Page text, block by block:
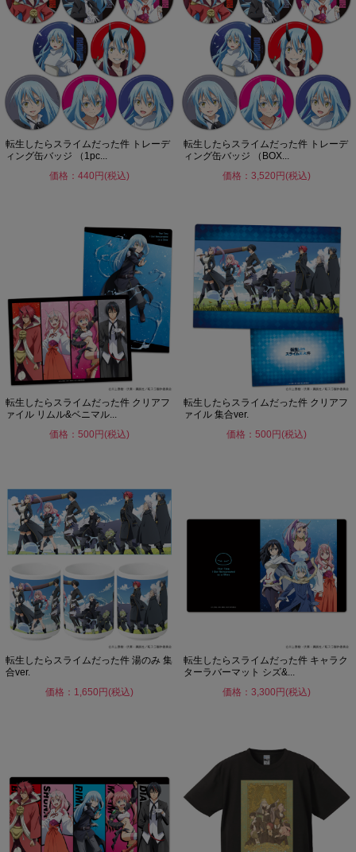
転生したらスライムだった件 トレーデ
ィング缶バッジ （1pc...
価格：440円(税込)
転生したらスライムだった件 トレーデ
ィング缶バッジ （BOX...
価格：3,520円(税込)
転生したらスライムだった件 クリアフ
ァイル リムル&ベニマル...
価格：500円(税込)
転生したらスライムだった件 クリアフ
ァイル 集合ver.
価格：500円(税込)
転生したらスライムだった件 湯のみ 集
合ver.
価格：1,650円(税込)
転生したらスライムだった件 キャラク
ターラバーマット シズ&...
価格：3,300円(税込)